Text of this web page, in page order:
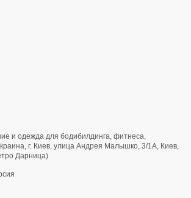
и одежда для бодибилдинга, фитнеса,
г. Киев, улица Андрея Малышко, 3/1А, Киев,
Дарница)